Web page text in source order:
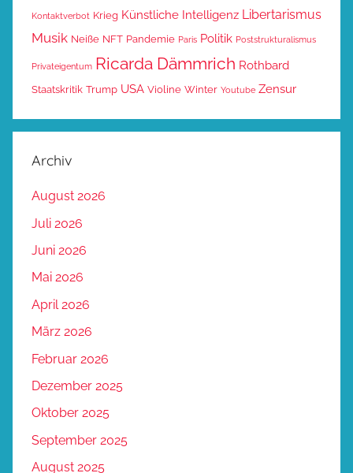
Kontaktverbot Krieg Künstliche Intelligenz Libertarismus
Musik Neiße NFT Pandemie Paris Politik Poststrukturalismus
Privateigentum Ricarda Dämmrich Rothbard
Staatskritik Trump USA Violine Winter Youtube Zensur
Archiv
August 2026
Juli 2026
Juni 2026
Mai 2026
April 2026
März 2026
Februar 2026
Dezember 2025
Oktober 2025
September 2025
August 2025